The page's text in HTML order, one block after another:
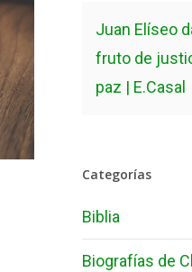
Juan Elíseo
fruto de
paz | E.Casal
Categorías
Biblia
Biografías de